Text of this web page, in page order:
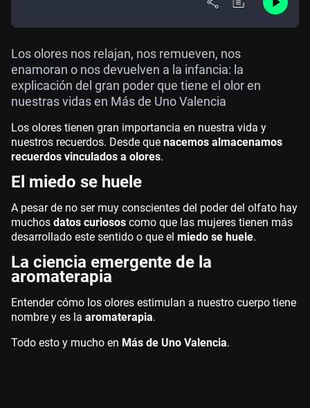
Los olores nos relajan, nos remueven, nos
enamoran o nos devuelven a la infancia: la
explicación del gran poder que tiene el olor en
nuestras vidas en Más de Uno Valencia
Los olores tienen gran importancia en nuestra vida y
nuestros recuerdos. Desde que nacemos almacenamos
recuerdos vinculados a olores.
El miedo se huele
A pesar de no ser muy conscientes del poder del olfato hay
muchos datos curiosos como que las mujeres tienen más
desarrollado este sentido o que el miedo se huele.
La ciencia emergente de la
aromaterapia
Entender cómo los olores estimulan a nuestro cuerpo tiene
nombre y es la aromaterapia.
Todo esto y mucho en Más de Uno Valencia.